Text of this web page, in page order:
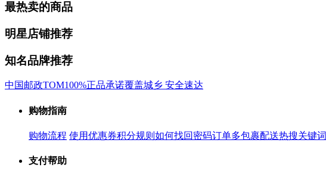
最热卖的商品
明星店铺推荐
知名品牌推荐
中国邮政TOM100%正品承诺覆盖城乡 安全速达
购物指南
购物流程 使用优惠券积分规则 如何找回密码订单多包裹配送热搜关键词
支付帮助